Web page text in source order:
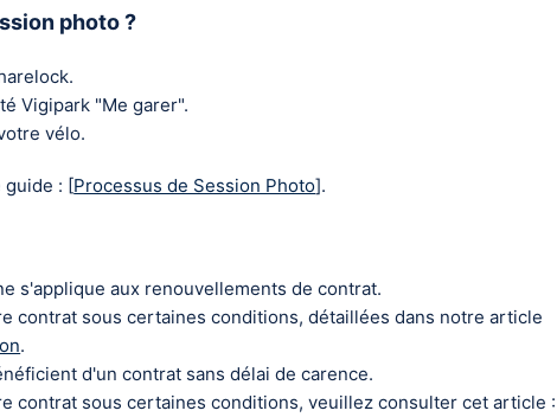
photo ?
Vigipark "Me garer".
vélo.
guide : [Processus de Session Photo].
s'applique aux renouvellements de contrat.
contrat sous certaines conditions, détaillées dans notre article
.
d'un contrat sans délai de carence.
contrat sous certaines conditions, veuillez consulter cet article :